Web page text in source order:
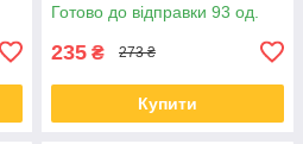
Готово до відправки 93 од.
235 ₴ 273 ₴
Купити